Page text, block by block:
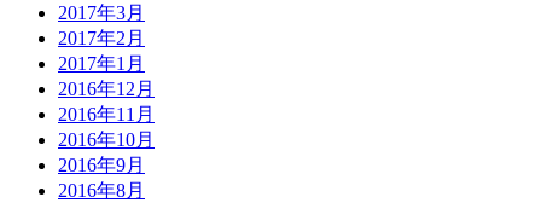
2017年3月
2017年2月
2017年1月
2016年12月
2016年11月
2016年10月
2016年9月
2016年8月